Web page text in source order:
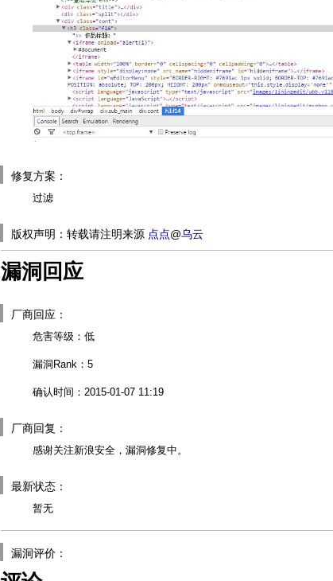
修复方案：
过滤
版权声明：转载请注明来源 点点@乌云
漏洞回应
厂商回应：
危害等级：低
漏洞Rank：5
确认时间：2015-01-07 11:19
厂商回复：
感谢关注新浪安全，漏洞修复中。
最新状态：
暂无
漏洞评价：